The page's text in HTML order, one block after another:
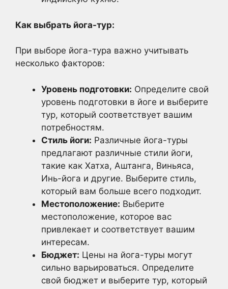
Как выбрать йога-тур:
При выборе йога-тура важно учитывать
несколько факторов:
Уровень подготовки: Определите свой
уровень подготовки в йоге и выберите
тур, который соответствует вашим
потребностям.
Стиль йоги: Различные йога-туры
предлагают различные стили йоги,
такие как Хатха, Аштанга, Виньяса,
Инь-йога и другие. Выберите стиль,
который вам больше всего подходит.
Местоположение: Выберите
местоположение, которое вас
привлекает и соответствует вашим
интересам.
Бюджет: Цены на йога-туры могут
сильно варьироваться. Определите
свой бюджет и выберите тур, который